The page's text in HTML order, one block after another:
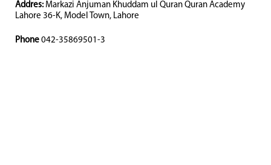
Addres: Markazi Anjuman Khuddam ul Quran Quran Academy
Lahore 36-K, Model Town, Lahore
Phone 042-35869501-3